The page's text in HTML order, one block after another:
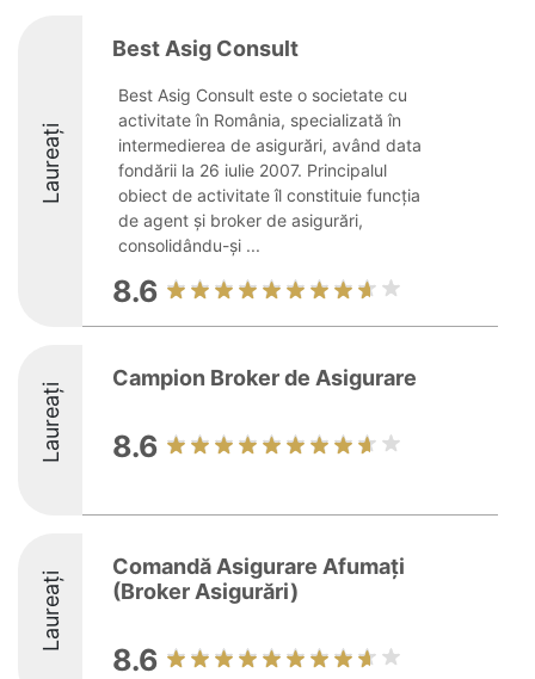
Laureați
Best Asig Consult
Best Asig Consult este o societate cu
activitate în România, specializată în
intermedierea de asigurări, având data
fondării la 26 iulie 2007. Principalul
obiect de activitate îl constituie funcția
de agent și broker de asigurări,
consolidându-și ...
8.6
Laureați
Campion Broker de Asigurare
8.6
Laureați
Comandă Asigurare Afumați
(Broker Asigurări)
8.6